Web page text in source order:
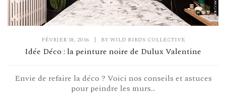
FÉVRIER 18, 2016 | BYWILD BIRDS COLLECTIVE
Idée Déco : la peinture noire de Dulux Valentine
Envie de refaire la déco ? Voici nos conseils et astuces
pour peindre les murs...